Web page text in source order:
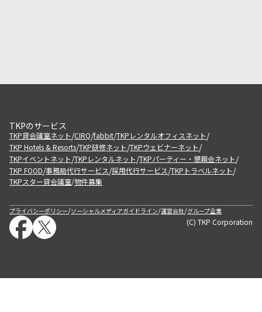
TKPのサービス
TKP貸会議室ネット/CIRQ/fabbit/TKPレンタルオフィスネット/
TKP Hotels & Resorts/TKP研修ネット/TKPウェビナーネット/
TKPイベントネット/TKPレンタルネット/TKPパーティー・懇親会ネット/
TKP FOOD/事務局代行サービス/採用代行サービス/TKPトラベルネット/
TKPスター貸会議室/物件募集
プライバシーポリシー/ソーシャルメディアガイドライン/運営会社/グループ企業
(C) TKP Corporation